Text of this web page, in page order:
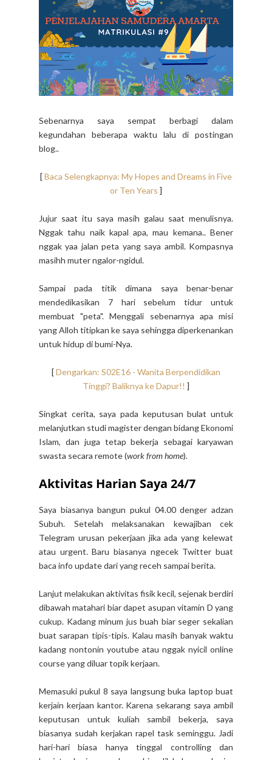
Sebenarnya saya sempat berbagi dalam
kegundahan beberapa waktu lalu di postingan
blog..
[Baca Selengkapnya: My Hopes and Dreams in Five
or Ten Years ]
Jujur saat itu saya masih galau saat menulisnya.
Nggak tahu naik kapal apa, mau kemana.. Bener
nggak yaa jalan peta yang saya ambil. Kompasnya
masihh muter ngalor-ngidul.
Sampai pada titik dimana saya benar-benar
mendedikasikan 7 hari sebelum tidur untuk
membuat "peta". Menggali sebenarnya apa misi
yang Alloh titipkan ke saya sehingga diperkenankan
untuk hidup di bumi-Nya.
[Dengarkan: S02E16 - Wanita Berpendidikan
Tinggi? Baliknya ke Dapur!! ]
Singkat cerita, saya pada keputusan bulat untuk
melanjutkan studi magister dengan bidang Ekonomi
Islam, dan juga tetap bekerja sebagai karyawan
swasta secara remote (work from home).
Aktivitas Harian Saya 24/7
Saya biasanya bangun pukul 04.00 denger adzan
Subuh. Setelah melaksanakan kewajiban cek
Telegram urusan pekerjaan jika ada yang kelewat
atau urgent. Baru biasanya ngecek Twitter buat
baca info update dari yang receh sampai berita.
Lanjut melakukan aktivitas fisik kecil, sejenak berdiri
dibawah matahari biar dapet asupan vitamin D yang
cukup. Kadang minum jus buah biar seger sekalian
buat sarapan tipis-tipis. Kalau masih banyak waktu
kadang nontonin youtube atau nggak nyicil online
course yang diluar topik kerjaan.
Memasuki pukul 8 saya langsung buka laptop buat
kerjain kerjaan kantor. Karena sekarang saya ambil
keputusan untuk kuliah sambil bekerja, saya
biasanya sudah kerjakan rapel task seminggu. Jadi
hari-hari biasa hanya tinggal controlling dan